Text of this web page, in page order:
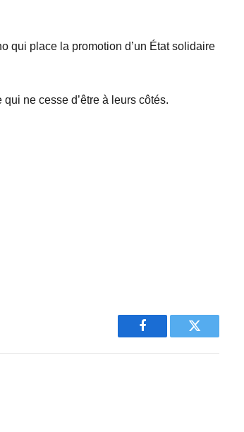
qui place la promotion d’un État solidaire
ne cesse d’être à leurs côtés.
Facebook Twitter